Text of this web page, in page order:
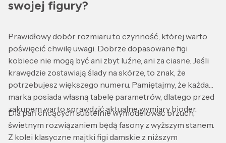
swojej figury?
Prawidłowy dobór rozmiaru to czynność, której warto
poświęcić chwilę uwagi. Dobrze dopasowane figi
kobiece nie mogą być ani zbyt luźne, ani za ciasne. Jeśli
krawędzie zostawiają ślady na skórze, to znak, że
potrzebujesz większego numeru. Pamiętajmy, że każda
marka posiada własną tabelę parametrów, dlatego przed
zakupem warto sprawdzić aktualne wymiary bioder.
Dla pań chcących subtelnie wymodelować brzuch,
świetnym rozwiązaniem będą fasony z wyższym stanem.
Z kolei klasyczne majtki figi damskie z niższym